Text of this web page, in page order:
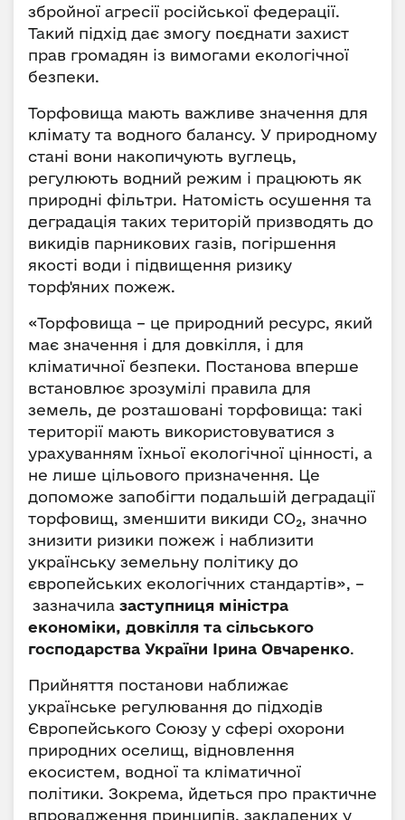
збройної агресії російської федерації.
Такий підхід дає змогу поєднати захист
прав громадян із вимогами екологічної
безпеки.
Торфовища мають важливе значення для
клімату та водного балансу. У природному
стані вони накопичують вуглець,
регулюють водний режим і працюють як
природні фільтри. Натомість осушення та
деградація таких територій призводять до
викидів парникових газів, погіршення
якості води і підвищення ризику
торф'яних пожеж.
«Торфовища – це природний ресурс, який
має значення і для довкілля, і для
кліматичної безпеки. Постанова вперше
встановлює зрозумілі правила для
земель, де розташовані торфовища: такі
території мають використовуватися з
урахуванням їхньої екологічної цінності, а
не лише цільового призначення. Це
допоможе запобігти подальшій деградації
торфовищ, зменшити викиди CO₂, значно
знизити ризики пожеж і наблизити
українську земельну політику до
європейських екологічних стандартів», –
зазначила заступниця міністра
економіки, довкілля та сільського
господарства України Ірина Овчаренко.
Прийняття постанови наближає
українське регулювання до підходів
Європейського Союзу у сфері охорони
природних оселищ, відновлення
екосистем, водної та кліматичної
політики. Зокрема, йдеться про практичне
впровадження принципів, закладених у